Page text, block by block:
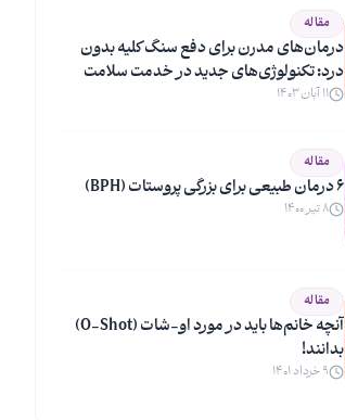
مقاله
درمان‌های مدرن برای دفع سنگ کلیه بدون
درد: تکنولوژی‌های جدید در خدمت سلامت
۱۱ آبان ۱۴۰۳
مقاله
۶ درمان طبیعی برای بزرگی پروستات (BPH)
۸ تیر ۱۴۰۰
مقاله
آنچه خانم‌ها باید در مورد او-شات (O-Shot)
بدانند!
۹ خرداد ۱۴۰۱